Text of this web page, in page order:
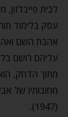
לבית
עסק בלימוד
אהבת השם
עליהם רושם
מתוך הדחק,
מחובותיו של
(1947).